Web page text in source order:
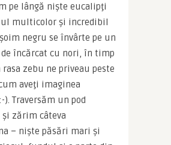
pe lângă nişte eucalipţi
multicolor şi incredibil
negru se învârte pe un
încărcat cu nori, în timp
rasa zebu ne priveau peste
aveţi imaginea
). Traversăm un pod
şi zărim câteva
– nişte păsări mari şi